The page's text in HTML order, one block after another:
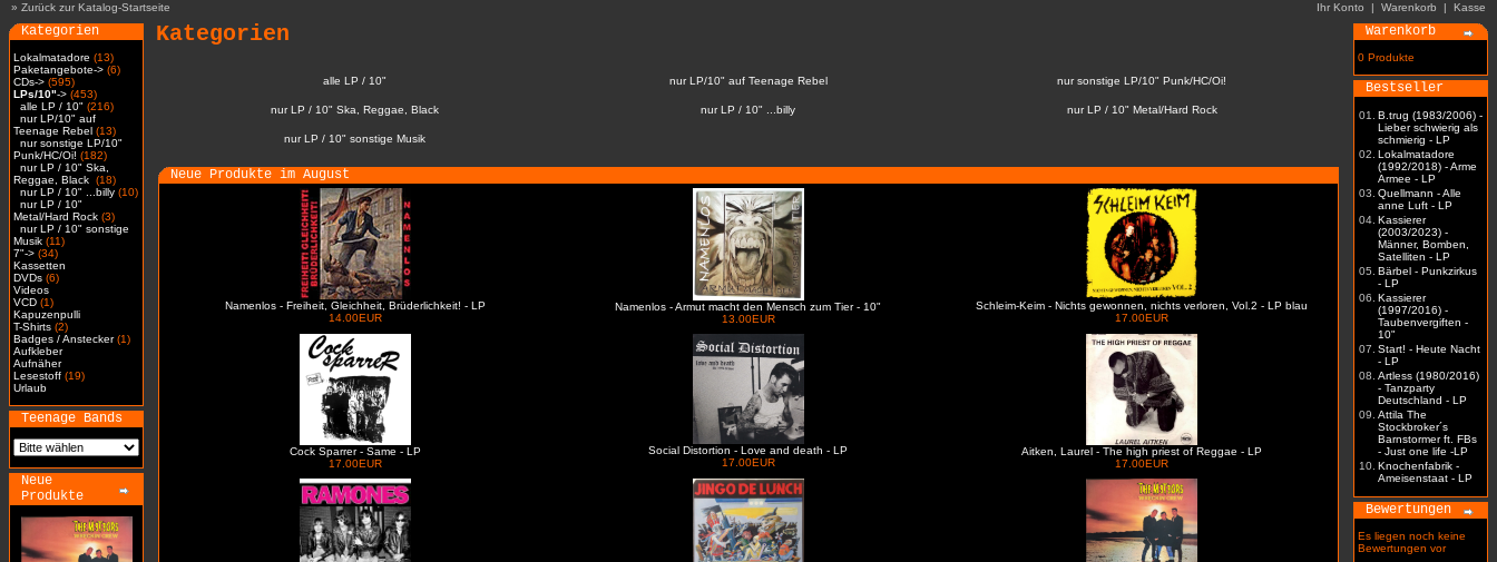
» Zurück zur Katalog-Startseite Ihr Konto | Warenkorb | Kasse
Kategorien
Lokalmatadore (13)
Paketangebote-> (6)
CDs-> (595)
LPs/10"-> (453)
alle LP / 10" (216)
nur LP/10" auf
Teenage Rebel (13)
nur sonstige LP/10"
Punk/HC/Oi! (182)
nur LP / 10" Ska,
Reggae, Black (18)
nur LP / 10" ...billy (10)
nur LP / 10"
Metal/Hard Rock (3)
nur LP / 10" sonstige
Musik (11)
7"-> (34)
Kassetten
DVDs (6)
Videos
VCD (1)
Kapuzenpulli
T-Shirts (2)
Badges / Anstecker(1)
Aufkleber
Aufnäher
Lesestoff (19)
Urlaub
Teenage Bands
Neue
Produkte
Kategorien
alle LP / 10" nur LP/10" auf Teenage Rebel nur sonstige LP/10" Punk/HC/Oi!
nur LP / 10" Ska, Reggae, Black nur LP / 10" ...billy nur LP / 10" Metal/Hard Rock
nur LP / 10" sonstige Musik
Neue Produkte im August
Namenlos - Freiheit, Gleichheit, Brüderlichkeit! - LP
14.00EUR
Namenlos - Armut macht den Mensch zum Tier - 10"
13.00EUR
Schleim-Keim - Nichts gewonnen, nichts verloren, Vol.2 - LP blau
17.00EUR
Cock Sparrer - Same - LP
17.00EUR
Social Distortion - Love and death - LP
17.00EUR
Aitken, Laurel - The high priest of Reggae - LP
17.00EUR
Warenkorb
0 Produkte
Bestseller
01.
B.trug (1983/2006) -
Lieber schwierig als
schmierig - LP
02. Lokalmatadore
(1992/2018) - Arme
Armee - LP
03. Quellmann - Alle
anne Luft - LP
04. Kassierer
(2003/2023) -
Männer, Bomben,
Satelliten - LP
05. Bärbel - Punkzirkus
- LP
06. Kassierer
(1997/2016) -
Taubenvergiften -
10"
07. Start! - Heute Nacht
- LP
08. Artless (1980/2016)
- Tanzparty
Deutschland - LP
09. Attila The
Stockbroker´s
Barnstormer ft. FBs
- Just one life -LP
10. Knochenfabrik -
Ameisenstaat - LP
Bewertungen
Es liegen noch keine
Bewertungen vor